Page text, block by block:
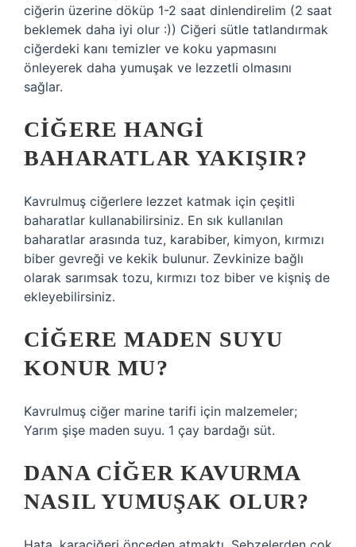
ciğerin üzerine döküp 1-2 saat dinlendirelim (2 saat
beklemek daha iyi olur :)) Ciğeri sütle tatlandırmak
ciğerdeki kanı temizler ve koku yapmasını
önleyerek daha yumuşak ve lezzetli olmasını
sağlar.
CIĞERE HANGI
BAHARATLAR YAKIŞIR?
Kavrulmuş ciğerlere lezzet katmak için çeşitli
baharatlar kullanabilirsiniz. En sık kullanılan
baharatlar arasında tuz, karabiber, kimyon, kırmızı
biber gevreği ve kekik bulunur. Zevkinize bağlı
olarak sarımsak tozu, kırmızı toz biber ve kişniş de
ekleyebilirsiniz.
CIĞERE MADEN SUYU
KONUR MU?
Kavrulmuş ciğer marine tarifi için malzemeler;
Yarım şişe maden suyu. 1 çay bardağı süt.
DANA CIĞER KAVURMA
NASIL YUMUŞAK OLUR?